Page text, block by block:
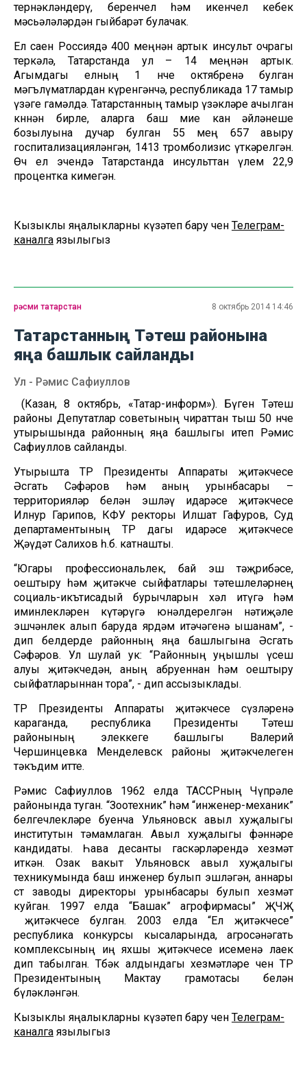
тернәкләндерү, беренчел һәм икенчел кебек
мәсьәләләрдән гыйбарәт булачак.
Ел саен Россиядә 400 меңнән артык инсульт очрагы
теркәлә, Татарстанда ул – 14 меңнән артык.
Агымдагы елның 1 нче октябренә булган
мәгълүматлардан күренгәнчә, республикада 17 тамыр
үзәге гамәлдә. Татарстанның тамыр үзәкләре ачылган
көннән бирле, аларга баш мие кан әйләнеше
бозылуына дучар булган 55 мең 657 авыру
госпитализацияләнгән, 1413 тромболизис үткәрелгән.
Өч ел эчендә Татарстанда инсульттан үлем 22,9
процентка кимегән.
Кызыклы яңалыкларны күзәтеп бару өчен Телеграм-
каналга язылыгыз
рәсми татарстан 8 октябрь 2014 14:46
Татарстанның Тәтеш районына
яңа башлык сайланды
Ул - Рәмис Сафиуллов
(Казан, 8 октябрь, «Татар-информ»). Бүген Тәтеш
районы Депутатлар советының чираттан тыш 50 нче
утырышында районның яңа башлыгы итеп Рәмис
Сафиуллов сайланды.
Утырышта ТР Президенты Аппараты җитәкчесе
Әсгать Сәфәров һәм аның урынбасары –
территорияләр белән эшләү идарәсе җитәкчесе
Илнур Гарипов, КФУ ректоры Илшат Гафуров, Суд
департаментының ТР дагы идарәсе җитәкчесе
Җәүдәт Салихов һ.б. катнашты.
“Югары профессиональлек, бай эш тәҗрибәсе,
оештыру һәм җитәкче сыйфатлары тәтешлеләрнең
социаль-икътисадый бурычларын хәл итүгә һәм
иминлекләрен күтәрүгә юнәлдерелгән нәтиҗәле
эшчәнлек алып баруда ярдәм итәчәгенә ышанам”, -
дип белдерде районның яңа башлыгына Әсгать
Сәфәров. Ул шулай ук: “Районның уңышлы үсеш
алуы җитәкчедән, аның абруеннан һәм оештыру
сыйфатларыннан тора”, - дип ассызыклады.
ТР Президенты Аппараты җитәкчесе сүзләренә
караганда, республика Президенты Тәтеш
районының элеккеге башлыгы Валерий
Чершинцевка Менделевск районы җитәкчелеген
тәкъдим итте.
Рәмис Сафиуллов 1962 елда ТАССРның Чүпрәле
районында туган. “Зоотехник” һәм “инженер-механик”
белгечлекләре буенча Ульяновск авыл хуҗалыгы
институтын тәмамлаган. Авыл хуҗалыгы фәннәре
кандидаты. Һава десанты гаскәрләрендә хезмәт
иткән. Озак вакыт Ульяновск авыл хуҗалыгы
техникумында баш инженер булып эшләгән, аннары
сөт заводы директоры урынбасары булып хезмәт
куйган. 1997 елда “Башак” агрофирмасы” ҖЧҖ
җитәкчесе булган. 2003 елда “Ел җитәкчесе”
республика конкурсы кысаларында, агросәнәгать
комплексының иң яхшы җитәкчесе исеменә лаек
дип табылган. Төбәк алдындагы хезмәтләре өчен ТР
Президентының Мактау грамотасы белән
бүләкләнгән.
Кызыклы яңалыкларны күзәтеп бару өчен Телеграм-
каналга язылыгыз